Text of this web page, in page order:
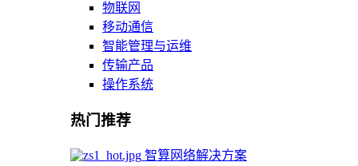
物联网
移动通信
智能管理与运维
传输产品
操作系统
热门推荐
智算网络解决方案